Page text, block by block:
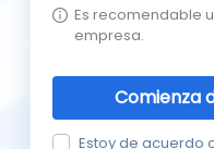
Es recomendable
empresa.
Comienza
Estoy de acuerdo